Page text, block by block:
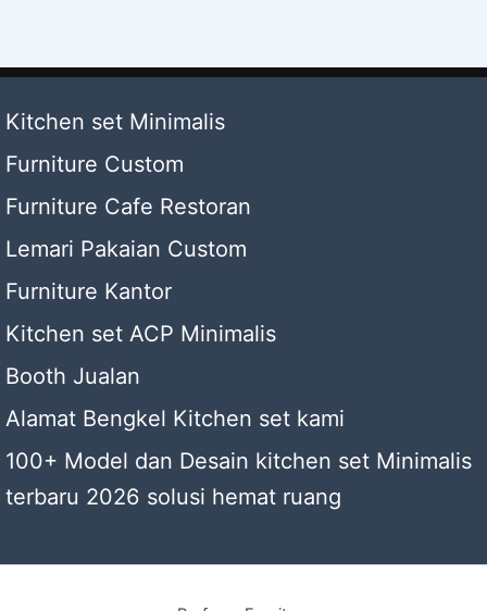
Kitchen set Minimalis
Furniture Custom
Furniture Cafe Restoran
Lemari Pakaian Custom
Furniture Kantor
Kitchen set ACP Minimalis
Booth Jualan
Alamat Bengkel Kitchen set kami
100+ Model dan Desain kitchen set Minimalis
terbaru 2026 solusi hemat ruang